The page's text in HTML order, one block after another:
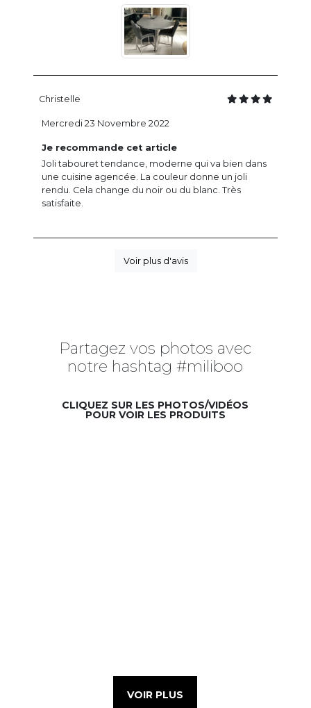
Christelle
Je recommande cet article
Joli tabouret tendance, moderne qui va bien dans
une cuisine agencée. La couleur donne un joli
rendu. Cela change du noir ou du blanc. Très
satisfaite.
Mercredi 23 Novembre 2022
Voir plus d'avis
Partagez vos photos avec
notre hashtag #miliboo
CLIQUEZ SUR LES PHOTOS/VIDÉOS
POUR VOIR LES PRODUITS
VOIR PLUS